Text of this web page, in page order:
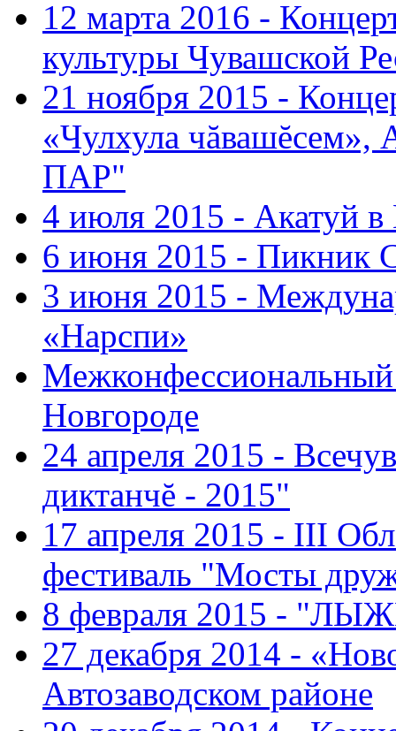
12 марта 2016 -
культуры Чувашской
21 ноября 2015 -
«Чулхула
ПАР"
4 июля 2015 - Акатуй
6 июня 2015 - Пикник
3 июня 2015 -
«Нарспи»
Новгороде
24 апреля 2015 -
диктанчĕ - 2015"
17 апреля 2015 - III
фестиваль "Мосты
8 февраля 2015 -
27 декабря 2014 -
Автозаводском районе